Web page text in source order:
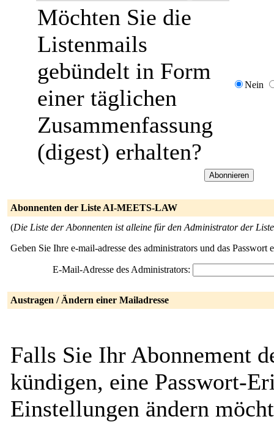
Möchten Sie die
Listenmails
gebündelt in Form
einer täglichen
Zusammenfassung
(digest) erhalten?
Nein
Abonnenten der Liste AI-MEETS-LAW
(Die Liste der Abonnenten ist alleine für den Administrator der
Geben Sie Ihre e-mail-adresse des administrators und das
E-Mail-Adresse des Administrators:
Austragen / Ändern einer Mailadresse
Falls Sie Ihr Abonnement
kündigen, eine Passwort-
Einstellungen ändern